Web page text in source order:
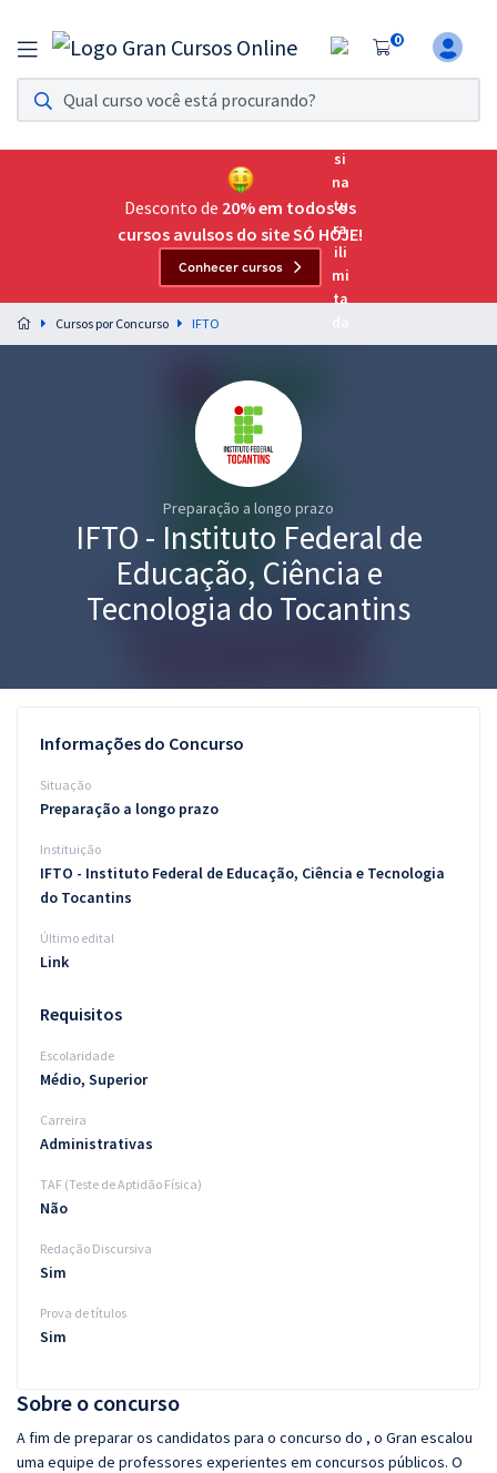
0
Assinatura Ilimitada 11
Acesso a todos os cursos. Teste grátis por 7 dias!
Assinatura OAB Até Passar
Acesso ilimitado a toda preparação para o Exame da
Preparação completa e intensiva para as principais
residências em saúde do Brasil
Blog
Aprovados
Desconto de 20% em todos os
cursos avulsos do site SÓ HOJE!
Conhecer cursos
Cursos por Concurso IFTO
Preparação a longo prazo
IFTO - Instituto Federal de
Educação, Ciência e
Tecnologia do Tocantins
Sobre o concurso
A fim de preparar os candidatos para o concurso do , o Gran escalou
uma equipe de professores experientes em concursos públicos. O
Informações do Concurso
Situação
Preparação a longo prazo
Instituição
IFTO - Instituto Federal de Educação, Ciência e Tecnologia
do Tocantins
Último edital
Link
Requisitos
Escolaridade
Médio, Superior
Carreira
Administrativas
TAF (Teste de Aptidão Física)
Não
Redação Discursiva
Sim
Prova de títulos
Sim